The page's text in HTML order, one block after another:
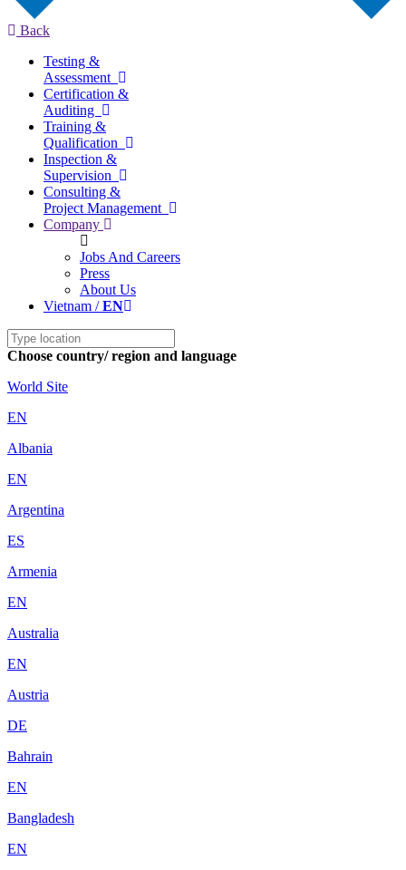
Back
Testing &
Assessment
Certification &
Auditing
Training &
Qualification
Inspection &
Supervision
Consulting &
Project Management
Company
Jobs And Careers
Press
About Us
Vietnam /EN
Choose country/ region and language
World Site
EN
Albania
EN
Argentina
ES
Armenia
EN
Australia
EN
Austria
DE
Bahrain
EN
Bangladesh
EN